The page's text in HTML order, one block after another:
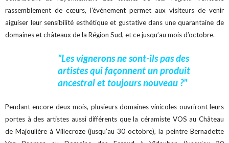
rassemblement de cœurs, l’événement permet aux visiteurs de venir
aiguiser leur sensibilité esthétique et gustative dans une quarantaine de
domaines et châteaux de la Région Sud, et ce jusqu’au mois d’octobre.
"Les vignerons ne sont-ils pas des
artistes qui façonnent un produit
ancestral et toujours nouveau ?"
Pendant encore deux mois, plusieurs domaines vinicoles ouvriront leurs
portes à des artistes aussi différents que la céramiste VOS au Château
de Majoulière à Villecroze (jusqu’au 30 octobre), la peintre Bernadette